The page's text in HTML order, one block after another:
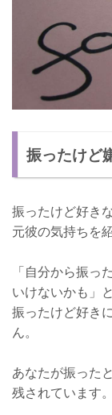
振ったけど
振ったけど好き
元彼の気持ちを
「自分から振っ
いけないかも」
振ったけど好き
ん。
あなたが振った
残されています。